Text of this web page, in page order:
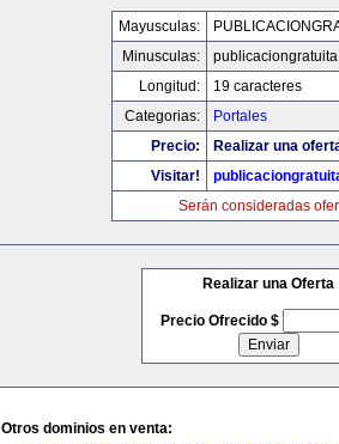
Mayusculas:
Minusculas:
Longitud:
19 caracteres
Categorias:
Portales
Precio:
Realizar una
Visitar!
Serán consideradas
Realizar una Oferta
Precio Ofrecido $
Otros dominios en venta: